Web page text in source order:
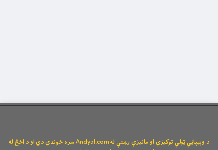
د وېبپاڼې ټولې توکیزې او مانیزې رښتې له Andyal.com سره خوندي دي او د اخځ له